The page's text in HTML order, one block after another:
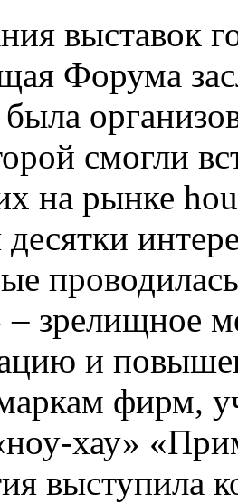
выставок
Форума
смогли
на рынке
и
фирм,
хау»
выступила